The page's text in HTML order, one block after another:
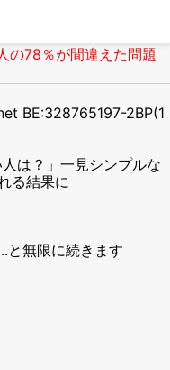
の78％が間違えた問題
BE:328765197-2BP(1
は？」一見シンプルな
る結果に
と無限に続きます